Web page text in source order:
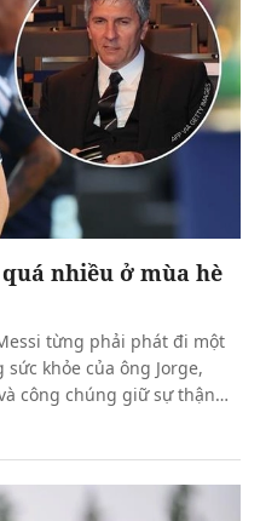
nhiều ở mùa hè
từng phải phát đi một
khỏe của ông Jorge,
công chúng giữ sự thận
trước những thông tin